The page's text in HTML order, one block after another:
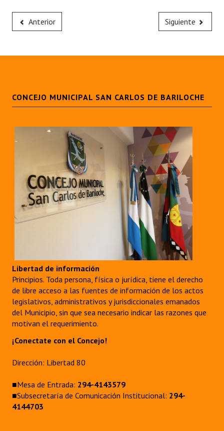
Anterior Siguiente
CONCEJO MUNICIPAL SAN CARLOS DE BARILOCHE
Libertad de información
Principios. Toda persona, física o jurídica, tiene el derecho
de libre acceso a las fuentes de información de los actos
legislativos, administrativos y jurisdiccionales emanados
del Municipio, sin que sea necesario indicar las razones que
motivan el requerimiento.
¡Conectate con el Concejo!
Dirección: Libertad 80
■Mesa de Entrada: 294-4143579
■Subsecretaría de Comunicación Institucional: 294-
4144703